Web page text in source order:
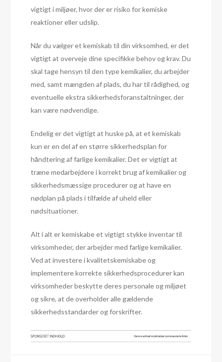
vigtigt i miljøer, hvor der er risiko for kemiske
reaktioner eller udslip.
Når du vælger et kemiskab til din virksomhed, er det
vigtigt at overveje dine specifikke behov og krav. Du
skal tage hensyn til den type kemikalier, du arbejder
med, samt mængden af plads, du har til rådighed, og
eventuelle ekstra sikkerhedsforanstaltninger, der
kan være nødvendige.
Endelig er det vigtigt at huske på, at et kemiskab
kun er en del af en større sikkerhedsplan for
håndtering af farlige kemikalier. Det er vigtigt at
træne medarbejdere i korrekt brug af kemikalier og
sikkerhedsmæssige procedurer og at have en
nødplan på plads i tilfælde af uheld eller
nødsituationer.
Alt i alt er kemiskabe et vigtigt stykke inventar til
virksomheder, der arbejder med farlige kemikalier.
Ved at investere i kvalitetskemiskabe og
implementere korrekte sikkerhedsprocedurer kan
virksomheder beskytte deres personale og miljøet
og sikre, at de overholder alle gældende
sikkerhedsstandarder og forskrifter.